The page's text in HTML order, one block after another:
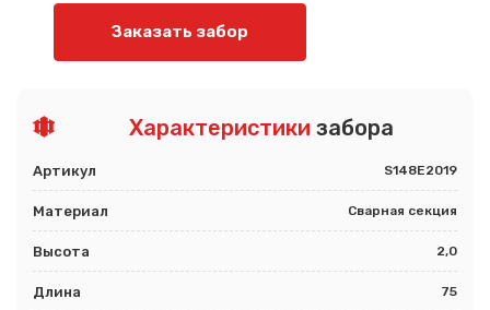
Заказать забор
Характеристики забора
Артикул S148E2019
Материал Сварная секция
Высота 2,0
Длина 75